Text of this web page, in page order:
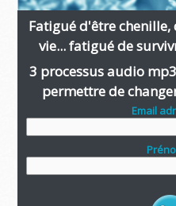
Fatigué d'être
vie... fatigué de
3 processus audio
permettre de
Email